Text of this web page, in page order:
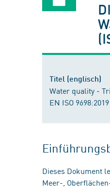
Titel (englisch)
Water quality -
EN ISO 9698:2019
Dieses Dokument
Meer-,